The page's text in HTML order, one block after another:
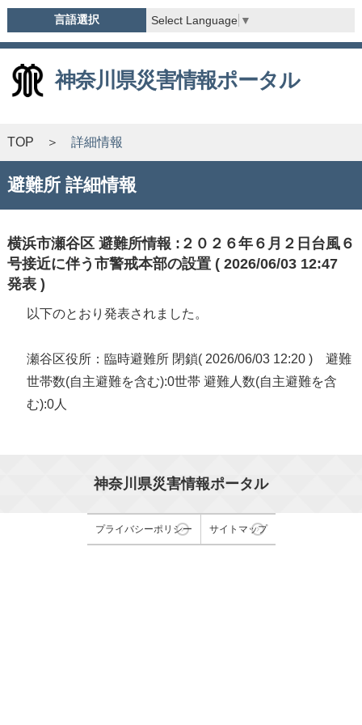
言語選択 Select Language ▼
神奈川県災害情報ポータル
TOP 詳細情報
避難所 詳細情報
横浜市瀬谷区 避難所情報 :２０２６年６月２日台風６
号接近に伴う市警戒本部の設置 ( 2026/06/03 12:47
発表 )
以下のとおり発表されました。
瀬谷区役所：臨時避難所 閉鎖( 2026/06/03 12:20 ) 避難
世帯数(自主避難を含む):0世帯 避難人数(自主避難を含
む):0人
神奈川県災害情報ポータル
プライバシーポリシー サイトマップ